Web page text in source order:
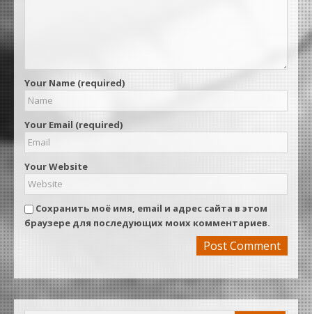
Your Name (required)
Your Email (required)
Your Website
Сохранить моё имя, email и адрес сайта в этом
браузере для последующих моих комментариев.